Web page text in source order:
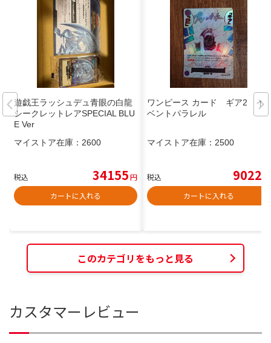
遊戯王ラッシュデュ青眼の白龍
シークレットレアSPECIAL BLU
E Ver
マイストア在庫： 2600
税込 34155円
カートに入れる
ワンピース カード ギア2 イ
ベントパラレル
マイストア在庫： 2500
税込 9022
カートに入れる
このカテゴリをもっと見る
カスタマーレビュー